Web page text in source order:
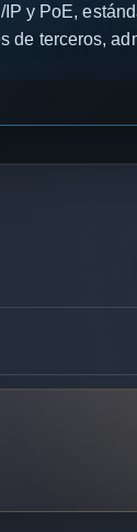
y PoE,
de terceros,